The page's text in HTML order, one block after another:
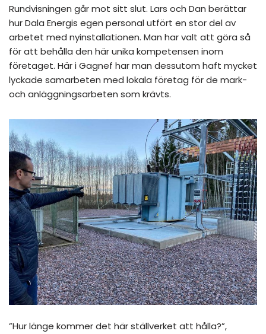
Rundvisningen går mot sitt slut. Lars och Dan berättar
hur Dala Energis egen personal utfört en stor del av
arbetet med nyinstallationen. Man har valt att göra så
för att behålla den här unika kompetensen inom
företaget. Här i Gagnef har man dessutom haft mycket
lyckade samarbeten med lokala företag för de mark-
och anläggningsarbeten som krävts.
”Hur länge kommer det här ställverket att hålla?”,